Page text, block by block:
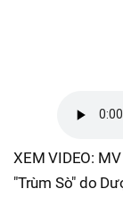
XEM VIDEO:
"Trùm Sò" do